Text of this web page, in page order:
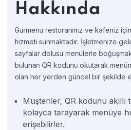
Hakkında
Gurmenu restoranınız ve kafeniz
hizmeti sunmaktadır. İşletmenize
sayfalar dolusu menülerle
bulunan QR kodunu okutarak
olan her yerden güncel bir şekilde
Müşteriler, QR kodunu akıllı
kolayca tarayarak menüye
erişebilirler.